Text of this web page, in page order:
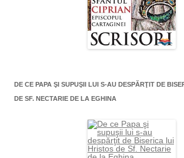
DE CE PAPA ŞI SUPUŞII LUI S-AU DESPĂRŢIT DE
DE SF. NECTARIE DE LA EGHINA